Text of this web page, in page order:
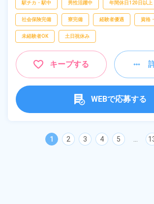
駅チカ・駅中 男性活躍中 年間休日120日以上
社会保険完備 寮完備 経験者優遇 資格
未経験者OK 土日祝休み
キープする
WEBで応募する
1 2 3 4 5